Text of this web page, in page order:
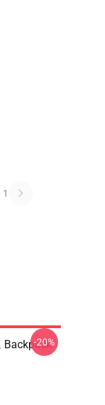
1
Backpack
-20%